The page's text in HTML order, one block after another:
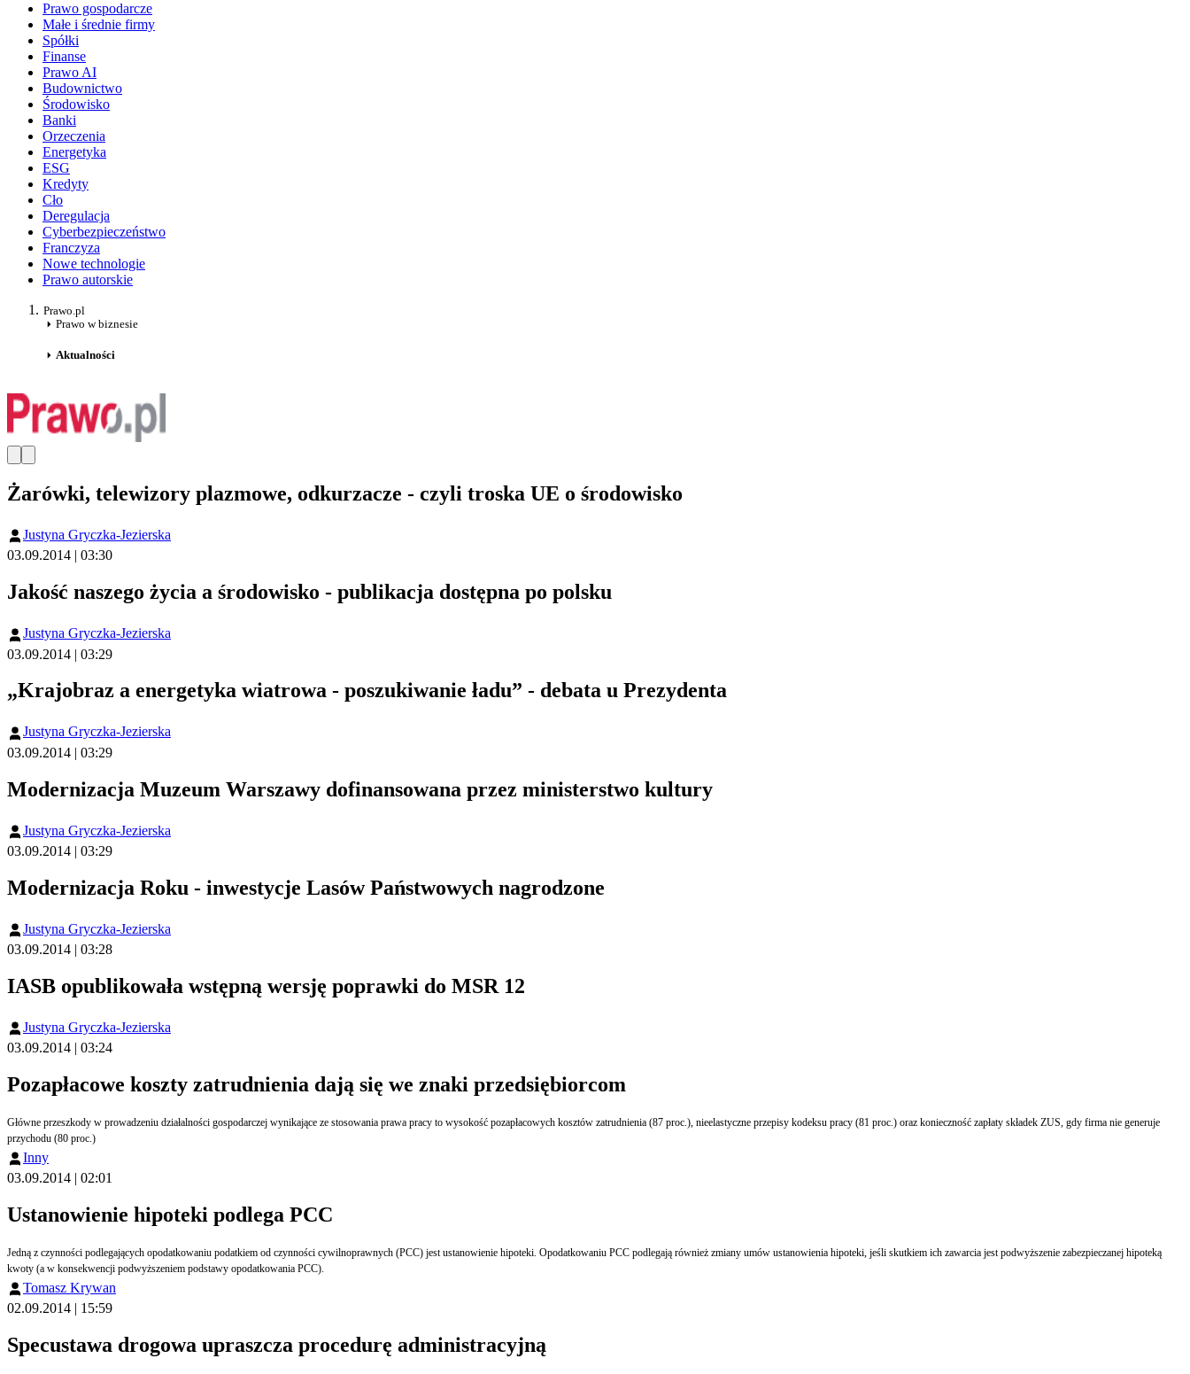
Prawo gospodarcze
Małe i średnie firmy
Spółki
Finanse
Prawo AI
Budownictwo
Środowisko
Banki
Orzeczenia
Energetyka
ESG
Kredyty
Cło
Deregulacja
Cyberbezpieczeństwo
Franczyza
Nowe technologie
Prawo autorskie
Prawo.pl
Prawo w biznesie
Aktualności
Żarówki, telewizory plazmowe, odkurzacze - czyli troska UE o środowisko
Justyna Gryczka-Jezierska
03.09.2014 | 03:30
Jakość naszego życia a środowisko - publikacja dostępna po polsku
Justyna Gryczka-Jezierska
03.09.2014 | 03:29
„Krajobraz a energetyka wiatrowa - poszukiwanie ładu” - debata u Prezydenta
Justyna Gryczka-Jezierska
03.09.2014 | 03:29
Modernizacja Muzeum Warszawy dofinansowana przez ministerstwo kultury
Justyna Gryczka-Jezierska
03.09.2014 | 03:29
Modernizacja Roku - inwestycje Lasów Państwowych nagrodzone
Justyna Gryczka-Jezierska
03.09.2014 | 03:28
IASB opublikowała wstępną wersję poprawki do MSR 12
Justyna Gryczka-Jezierska
03.09.2014 | 03:24
Pozapłacowe koszty zatrudnienia dają się we znaki przedsiębiorcom
Główne przeszkody w prowadzeniu działalności gospodarczej wynikające ze stosowania prawa pracy to wysokość pozapłacowych kosztów zatrudnienia (87 proc.), nieelastyczne przepisy kodeksu pracy (81 proc.) oraz konieczność zapłaty składek ZUS, gdy firma nie generuje
przychodu (80 proc.)
Inny
03.09.2014 | 02:01
Ustanowienie hipoteki podlega PCC
Jedną z czynności podlegających opodatkowaniu podatkiem od czynności cywilnoprawnych (PCC) jest ustanowienie hipoteki. Opodatkowaniu PCC podlegają również zmiany umów ustanowienia hipoteki, jeśli skutkiem ich zawarcia jest podwyższenie zabezpieczanej hipoteką
kwoty (a w konsekwencji podwyższeniem podstawy opodatkowania PCC).
Tomasz Krywan
02.09.2014 | 15:59
Specustawa drogowa upraszcza procedurę administracyjną